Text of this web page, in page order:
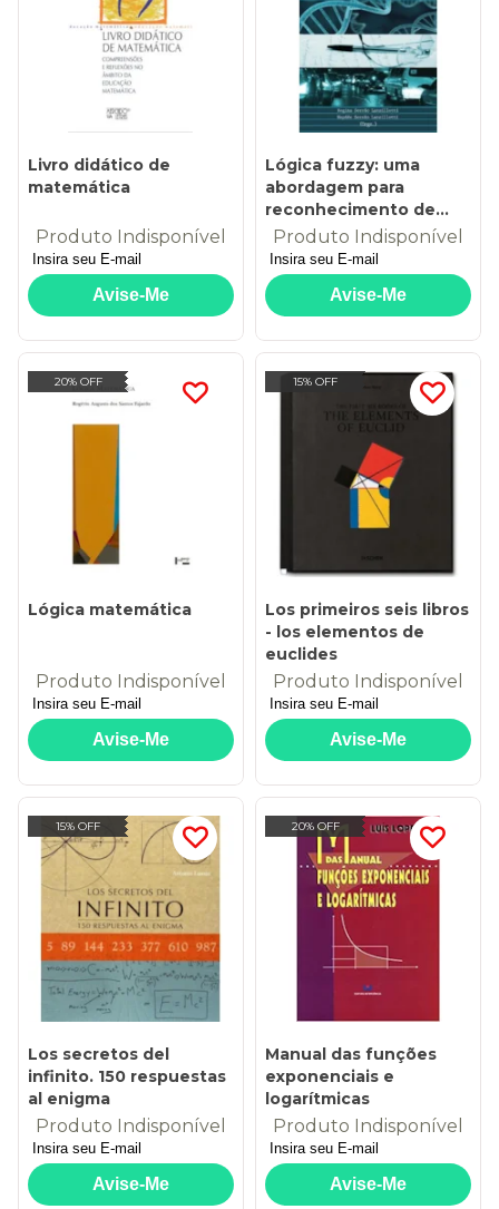
Livro didático de
matemática
Produto Indisponível
Lógica fuzzy: uma
abordagem para
reconhecimento de
padrão
Produto Indisponível
20% OFF
Lógica matemática
Produto Indisponível
15% OFF
Los primeiros seis libros
- los elementos de
euclides
Produto Indisponível
15% OFF
Los secretos del
infinito. 150 respuestas
al enigma
Produto Indisponível
20% OFF
Manual das funções
exponenciais e
logarítmicas
Produto Indisponível